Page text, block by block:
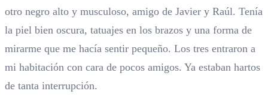
otro negro alto y musculoso, amigo de Javier y Raúl. Tenía
la piel bien oscura, tatuajes en los brazos y una forma de
mirarme que me hacía sentir pequeño. Los tres entraron a
mi habitación con cara de pocos amigos. Ya estaban hartos
de tanta interrupción.